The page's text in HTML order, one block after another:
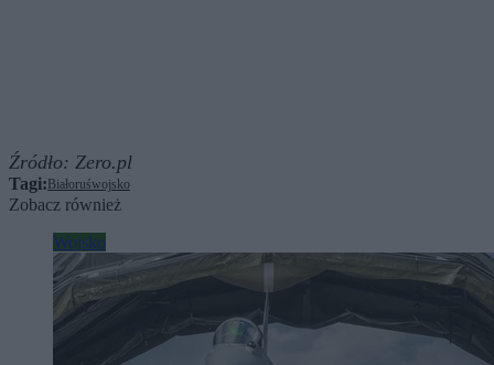
Źródło: Zero.pl
Tagi: Białoruśwojsko
Zobacz również
Wojsko